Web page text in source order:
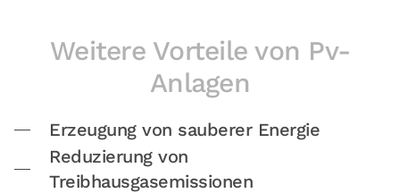
Weitere Vorteile von Pv-
Anlagen
Erzeugung von sauberer Energie
Reduzierung von
Treibhausgasemissionen